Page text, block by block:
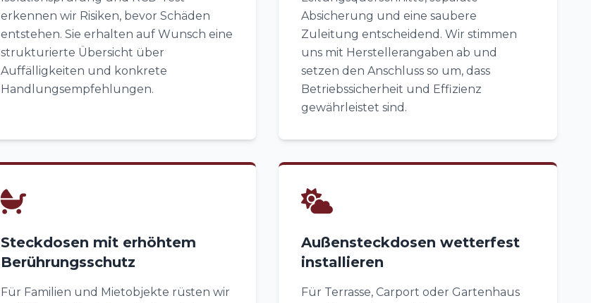
erkennen wir Risiken, bevor Schäden
entstehen. Sie erhalten auf Wunsch eine
strukturierte Übersicht über
Auffälligkeiten und konkrete
Handlungsempfehlungen.
Absicherung und eine saubere
Zuleitung entscheidend. Wir stimmen
uns mit Herstellerangaben ab und
setzen den Anschluss so um, dass
Betriebssicherheit und Effizienz
gewährleistet sind.
Steckdosen mit erhöhtem
Berührungsschutz
Für Familien und Mietobjekte rüsten wir
Außensteckdosen wetterfest
installieren
Für Terrasse, Carport oder Gartenhaus